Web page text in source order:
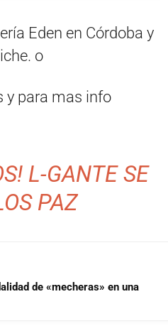
Eden en Córdoba y
o
y para mas info
L-GANTE SE
PAZ
de «mecheras» en una